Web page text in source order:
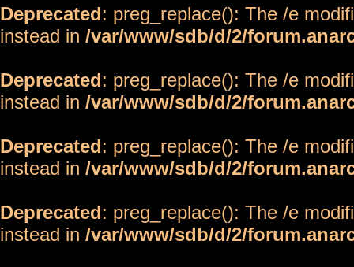
Deprecated: preg_replace(): The /e
instead in /var/www/sdb/d/2/
Deprecated: preg_replace(): The /e
instead in /var/www/sdb/d/2/
Deprecated: preg_replace(): The /e
instead in /var/www/sdb/d/2/
Deprecated: preg_replace(): The /e
instead in /var/www/sdb/d/2/